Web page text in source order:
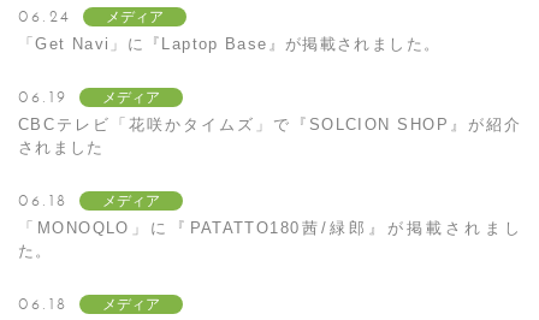
06.24 メディア
「Get Navi」に『Laptop Base』が掲載されました。
06.19 メディア
CBCテレビ「花咲かタイムズ」で『SOLCION SHOP』が紹介
されました
06.18 メディア
「MONOQLO」に『PATATTO180茜/緑郎』が掲載されまし
た。
06.18 メディア